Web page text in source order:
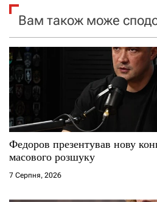
я
з
а
п
и
с
і
Вам також може
Федоров презентував нову
масового розшуку
7 Серпня, 2026